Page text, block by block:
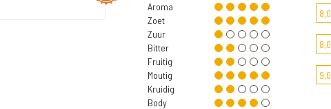
Aroma
Zoet
Zuur
Bitter
Fruitig
Moutig
Kruidig
Body
8,0
8,0
9,0